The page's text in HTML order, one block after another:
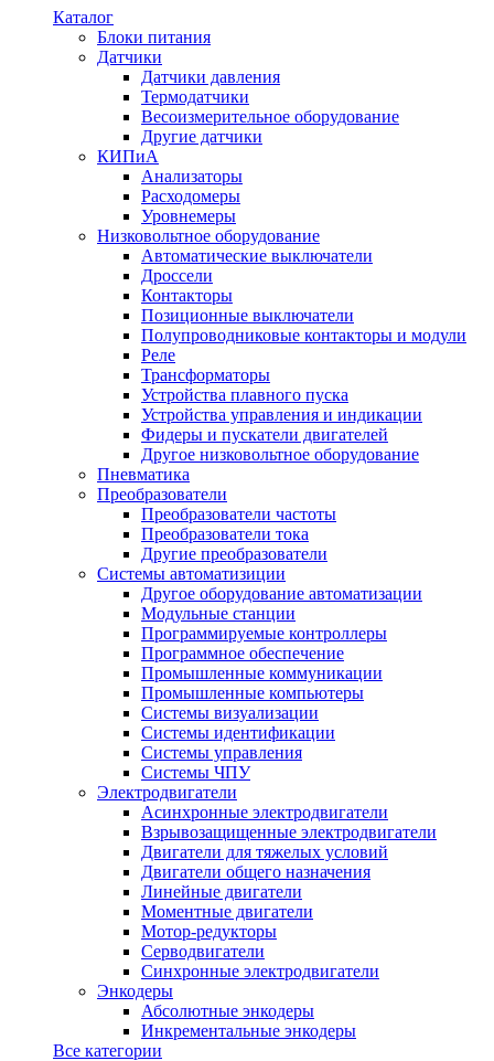
Каталог
Блоки питания
Датчики
Датчики давления
Термодатчики
Весоизмерительное оборудование
Другие датчики
КИПиА
Анализаторы
Расходомеры
Уровнемеры
Низковольтное оборудование
Автоматические выключатели
Дроссели
Контакторы
Позиционные выключатели
Полупроводниковые контакторы и модули
Реле
Трансформаторы
Устройства плавного пуска
Устройства управления и индикации
Фидеры и пускатели двигателей
Другое низковольтное оборудование
Пневматика
Преобразователи
Преобразователи частоты
Преобразователи тока
Другие преобразователи
Системы автоматизиции
Другое оборудование автоматизации
Модульные станции
Программируемые контроллеры
Программное обеспечение
Промышленные коммуникации
Промышленные компьютеры
Системы визуализации
Системы идентификации
Системы управления
Системы ЧПУ
Электродвигатели
Асинхронные электродвигатели
Взрывозащищенные электродвигатели
Двигатели для тяжелых условий
Двигатели общего назначения
Линейные двигатели
Моментные двигатели
Мотор-редукторы
Серводвигатели
Синхронные электродвигатели
Энкодеры
Абсолютные энкодеры
Инкрементальные энкодеры
Все категории